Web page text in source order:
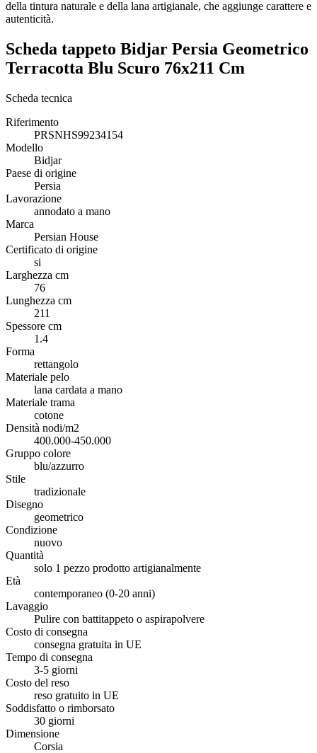
della tintura naturale e della lana artigianale, che aggiunge carattere e
autenticità.
Scheda tappeto Bidjar Persia Geometrico
Terracotta Blu Scuro 76x211 Cm
Scheda tecnica
Riferimento
PRSNHS99234154
Modello
Bidjar
Paese di origine
Persia
Lavorazione
annodato a mano
Marca
Persian House
Certificato di origine
si
Larghezza cm
76
Lunghezza cm
211
Spessore cm
1.4
Forma
rettangolo
Materiale pelo
lana cardata a mano
Materiale trama
cotone
Densità nodi/m2
400.000-450.000
Gruppo colore
blu/azzurro
Stile
tradizionale
Disegno
geometrico
Condizione
nuovo
Quantità
solo 1 pezzo prodotto artigianalmente
Età
contemporaneo (0-20 anni)
Lavaggio
Pulire con battitappeto o aspirapolvere
Costo di consegna
consegna gratuita in UE
Tempo di consegna
3-5 giorni
Costo del reso
reso gratuito in UE
Soddisfatto o rimborsato
30 giorni
Dimensione
Corsia